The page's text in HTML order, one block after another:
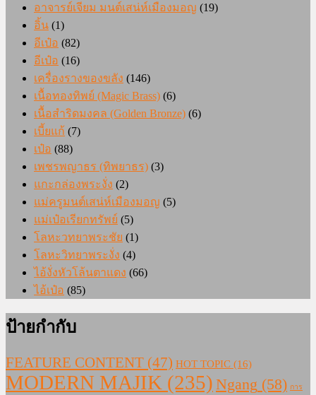
อาจารย์เจียม มนต์เสน่ห์เมืองมอญ (19)
อิ้น (1)
อีเป๋อ (82)
อีเป๋อ (16)
เครื่องรางของขลัง (146)
เนื้อทองทิพย์ (Magic Brass) (6)
เนื้อสำริดมงคล (Golden Bronze) (6)
เบี้ยแก้ (7)
เป๋อ (88)
เพชรพญาธร (ทิพยาธร) (3)
แกะกล่องพระงั่ง (2)
แม่ครูมนต์เสน่ห์เมืองมอญ (5)
แม่เป๋อเรียกทรัพย์ (5)
โลหะวทยาพระชัย (1)
โลหะวิทยาพระงั่ง (4)
ไอ้งั่งหัวโล้นตาแดง (66)
ไอ้เป๋อ (85)
ป้ายกำกับ
FEATURE CONTENT (47) HOT TOPIC (16)
MODERN MAJIK (235) Ngang (58) การ